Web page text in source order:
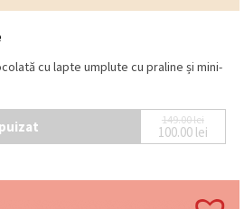
cu lapte umplute cu praline și mini-
149.00lei
Prețul
100.00 lei
Prețul